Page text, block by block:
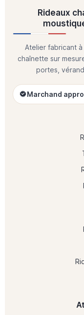
Rideaux
Atelier fabricant
chaînette sur
portes,
Marchand